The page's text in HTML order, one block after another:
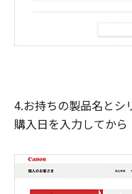
4.お持ちの製品名とシ
購入日を入力してか